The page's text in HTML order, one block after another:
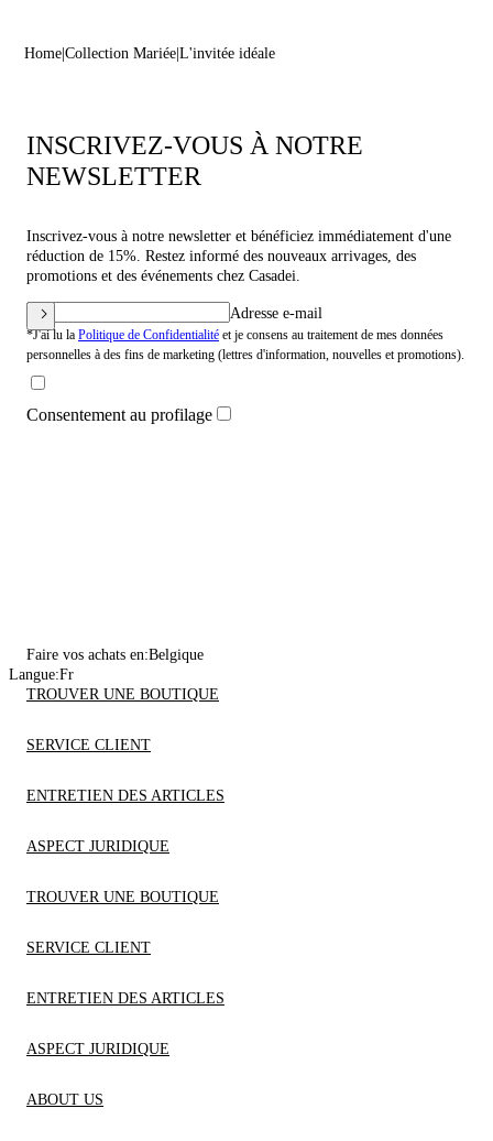
Home Collection Mariée L'invitée idéale
INSCRIVEZ-VOUS À NOTRE
NEWSLETTER
Inscrivez-vous à notre newsletter et bénéficiez immédiatement d'une
réduction de 15%. Restez informé des nouveaux arrivages, des
promotions et des événements chez Casadei.
Adresse e-mail
*J'ai lu la Politique de Confidentialité et je consens au traitement de mes données
personnelles à des fins de marketing (lettres d'information, nouvelles et promotions).
Consentement au profilage
Faire vos achats en:Belgique
Langue:Fr
TROUVER UNE BOUTIQUE
SERVICE CLIENT
ENTRETIEN DES ARTICLES
ASPECT JURIDIQUE
TROUVER UNE BOUTIQUE
SERVICE CLIENT
ENTRETIEN DES ARTICLES
ASPECT JURIDIQUE
ABOUT US